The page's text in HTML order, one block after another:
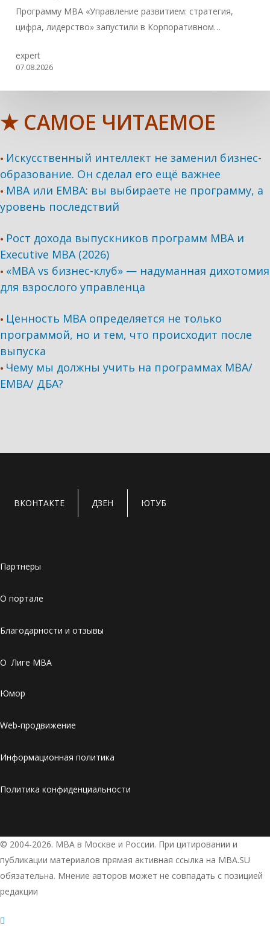
Программу MBA «Управление развитием: стратегия,
цифра, лидерство» запустили в Корпоративном…
expert
07.08.2026
★ САМОЕ ЧИТАЕМОЕ
• Искусственный интеллект не заменил бизнес-
образование. Он сделал его ещё важнее
• MBA или EMBA: вы выбираете не программу, а
уровень последствий
• Рост дохода выпускников программ МВА и
Executive MBA (2026)
• «MBA vs бизнес-клуб» — надуманная дихотомия
для взрослого управленца
• Ценность MBA определяется не только
программой, но и тем, что происходит после
выпуска
• Чему мы должны учить на программах МВА/
ЕМВА/ ДБА?
ВКОНТАКТЕ ДЗЕН ЮТУБ
Партнеры
О портале
Благодарности и отзывы
О Лиге MBA
Юмор
Web-продвижение
Информационная политика
Политика конфиденциальности
© 2004-2026. МВА в Москве и России. При цитировании и
публикации материалов прямая активная ссылка на MBA.SU
обязательна. Мнение авторов может не совпадать с позицией
редакции